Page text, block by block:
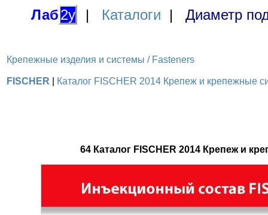
Лаб2у | Каталоги | Диаметр
Крепежные изделия и системы / Fasteners
FISCHER Каталог FISCHER 2014 Крепеж и крепежные
64 Каталог FISCHER 2014 Крепеж и